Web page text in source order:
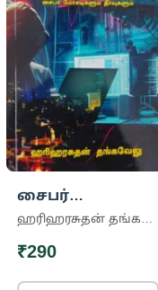
சைபர்
வில்லன்கள்
ஹரிஹரசுதன் தங்கவேலு
₹290